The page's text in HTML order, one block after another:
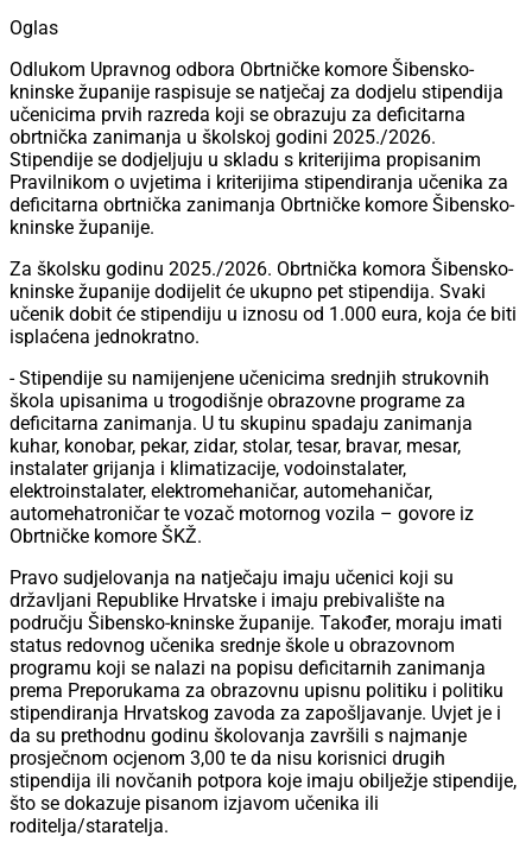
Oglas
Odlukom Upravnog odbora Obrtničke komore Šibensko-
kninske županije raspisuje se natječaj za dodjelu stipendija
učenicima prvih razreda koji se obrazuju za deficitarna
obrtnička zanimanja u školskoj godini 2025./2026.
Stipendije se dodjeljuju u skladu s kriterijima propisanim
Pravilnikom o uvjetima i kriterijima stipendiranja učenika za
deficitarna obrtnička zanimanja Obrtničke komore Šibensko-
kninske županije.
Za školsku godinu 2025./2026. Obrtnička komora Šibensko-
kninske županije dodijelit će ukupno pet stipendija. Svaki
učenik dobit će stipendiju u iznosu od 1.000 eura, koja će biti
isplaćena jednokratno.
- Stipendije su namijenjene učenicima srednjih strukovnih
škola upisanima u trogodišnje obrazovne programe za
deficitarna zanimanja. U tu skupinu spadaju zanimanja
kuhar, konobar, pekar, zidar, stolar, tesar, bravar, mesar,
instalater grijanja i klimatizacije, vodoinstalater,
elektroinstalater, elektromehaničar, automehaničar,
automehatroničar te vozač motornog vozila – govore iz
Obrtničke komore ŠKŽ.
Pravo sudjelovanja na natječaju imaju učenici koji su
državljani Republike Hrvatske i imaju prebivalište na
području Šibensko-kninske županije. Također, moraju imati
status redovnog učenika srednje škole u obrazovnom
programu koji se nalazi na popisu deficitarnih zanimanja
prema Preporukama za obrazovnu upisnu politiku i politiku
stipendiranja Hrvatskog zavoda za zapošljavanje. Uvjet je i
da su prethodnu godinu školovanja završili s najmanje
prosječnom ocjenom 3,00 te da nisu korisnici drugih
stipendija ili novčanih potpora koje imaju obilježje stipendije,
što se dokazuje pisanom izjavom učenika ili
roditelja/staratelja.